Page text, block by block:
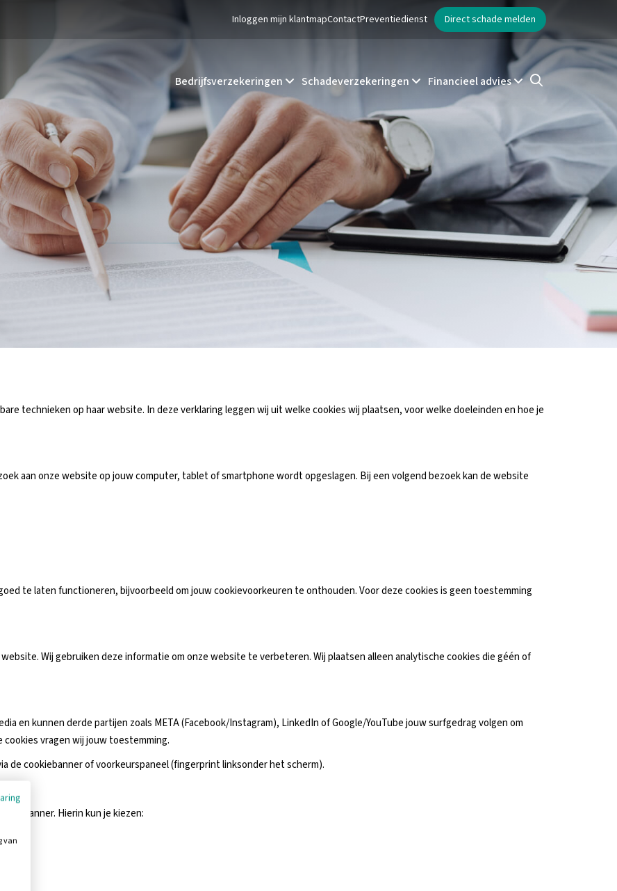
Inloggen mijn klantmapContactPreventiedienst Direct schade melden
Bedrijfsverzekeringen Schadeverzekeringen Financieel advies
technieken op haar website. In deze verklaring leggen wij uit welke cookies wij plaatsen, voor welke doeleinden en hoe je
aan onze website op jouw computer, tablet of smartphone wordt opgeslagen. Bij een volgend bezoek kan de website
te laten functioneren, bijvoorbeeld om jouw cookievoorkeuren te onthouden. Voor deze cookies is geen toestemming
Wij gebruiken deze informatie om onze website te verbeteren. Wij plaatsen alleen analytische cookies die géén of
en kunnen derde partijen zoals META (Facebook/Instagram), LinkedIn of Google/YouTube jouw surfgedrag volgen om
vragen wij jouw toestemming.
de cookiebanner of voorkeurspaneel (fingerprint linksonder het scherm).
Hierin kun je kiezen:
van